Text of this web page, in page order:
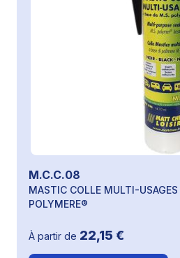
M.C.C.08
MASTIC COLLE MULTI-USAGES
POLYMERE®
À partir de 22,15 €